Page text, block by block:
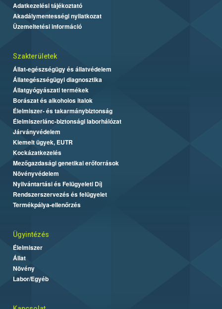
Adatkezelési tájékoztató
Akadálymentességi nyilatkozat
Üzemeltetési információ
Szakterületek
Állat-egészségügy és állatvédelem
Állategészségügyi diagnosztika
Állatgyógyászati termékek
Borászat és alkoholos italok
Élelmiszer- és takarmánybiztonság
Élelmiszerlánc-biztonsági laborhálózat
Járványvédelem
Kiemelt ügyek, EUTR
Kockázatkezelés
Mezőgazdasági genetikai erőforrások
Növényvédelem
Nyilvántartási és Felügyeleti Díj
Rendszerszervezés és felügyelet
Termékpálya-ellenőrzés
Ügyintézés
Élelmiszer
Állat
Növény
Labor/Egyéb